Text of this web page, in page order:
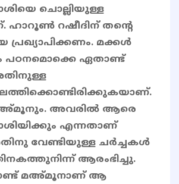
ചൊല്ലിയുള്ള
ഹാറൂൺ റഷീദിന് തന്റെ
പ്രഖ്യാപിക്കണം. മക്കൾ
പഠനമൊക്കെ ഏതാണ്ട്
അവരിൽ ആരെ
എന്നതാണ്
വേണ്ടിയുള്ള ചർച്ചകൾ
ആരംഭിച്ചു.
മഅ്മൂനാണ് ആ